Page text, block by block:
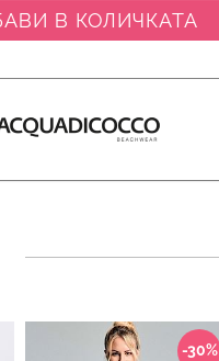
В КОЛИЧКАТА
-30%